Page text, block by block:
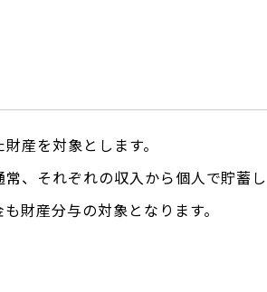
産を対象とします。
、それぞれの収入から個人で貯蓄し
財産分与の対象となります。